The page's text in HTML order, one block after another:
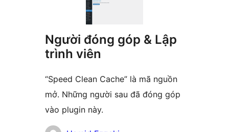
Người đóng góp & Lập
trình viên
“Speed Clean Cache” là mã nguồn
mở. Những người sau đã đóng góp
vào plugin này.